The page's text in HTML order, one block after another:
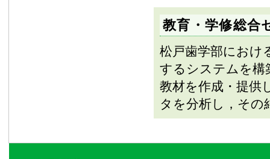
教育・学修総合
松戸歯学部におけ
するシステムを構
教材を作成・提供
タを分析し，その